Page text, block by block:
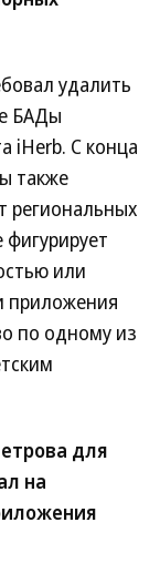
удалить
БАДы
iHerb. С конца
также
региональных
или
приложения
по одному из
для
на